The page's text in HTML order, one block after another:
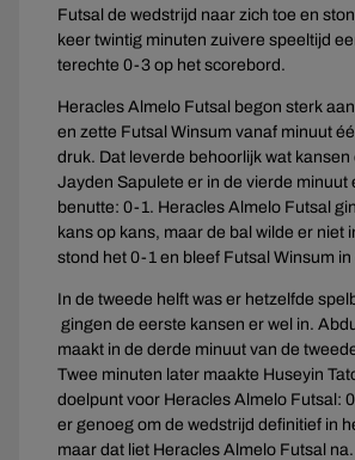
Futsal de wedstrijd naar zich toe en
keer twintig minuten zuivere speeltijd
terechte 0-3 op het scorebord.
Heracles Almelo Futsal begon sterk
en zette Futsal Winsum vanaf minuut
druk. Dat leverde behoorlijk wat kansen
Jayden Sapulete er in de vierde minuut
benutte: 0-1. Heracles Almelo Futsal
kans op kans, maar de bal wilde er niet
stond het 0-1 en bleef Futsal Winsum
In de tweede helft was er hetzelfde
gingen de eerste kansen er wel in.
maakt in de derde minuut van de
Twee minuten later maakte Huseyin
doelpunt voor Heracles Almelo Futsal:
er genoeg om de wedstrijd definitief in
maar dat liet Heracles Almelo Futsal